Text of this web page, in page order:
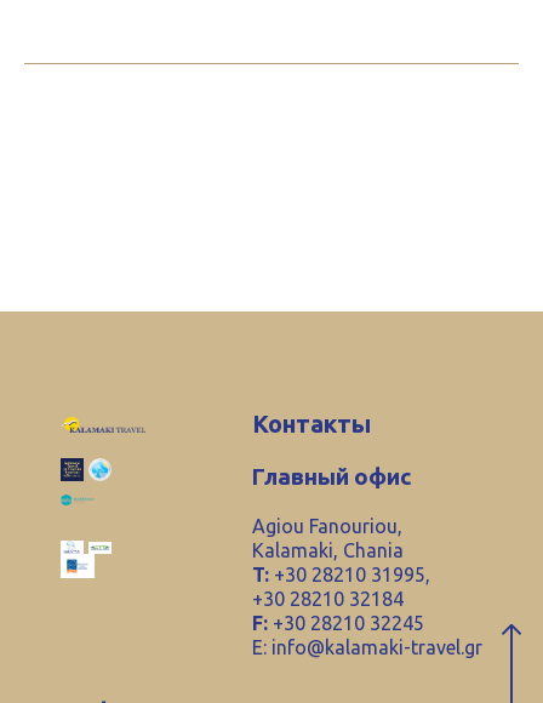
Контакты
Главный офис
Agiou Fanouriou,
Kalamaki, Chania
T: +30 28210 31995,
+30 28210 32184
F: +30 28210 32245
E: info@kalamaki-travel.gr